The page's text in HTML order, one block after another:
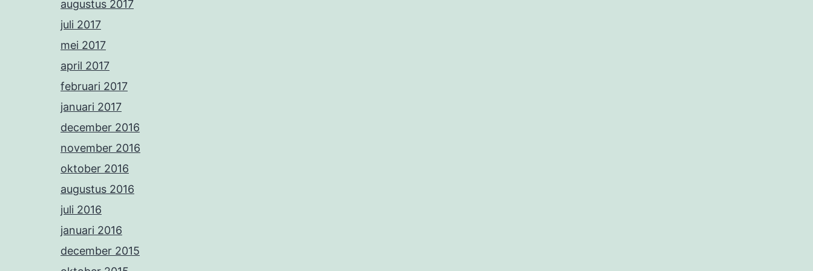
augustus 2017
juli 2017
mei 2017
april 2017
februari 2017
januari 2017
december 2016
november 2016
oktober 2016
augustus 2016
juli 2016
januari 2016
december 2015